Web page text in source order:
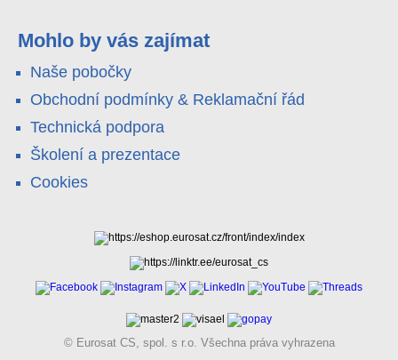
váš telefon. Podívejte se na video.
Mohlo by vás zajímat
Naše pobočky
Obchodní podmínky & Reklamační řád
Technická podpora
Školení a prezentace
Cookies
© Eurosat CS, spol. s r.o. Všechna práva vyhrazena